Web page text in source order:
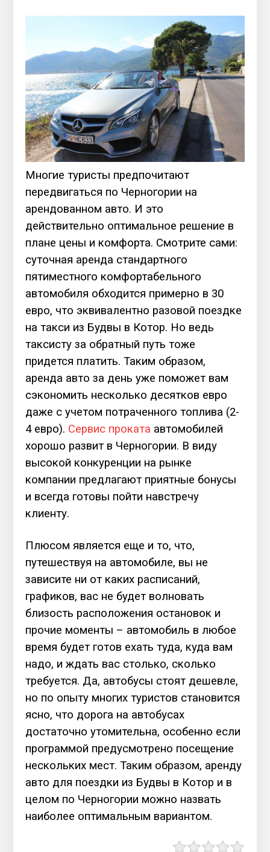
Многие туристы предпочитают
передвигаться по Черногории на
арендованном авто. И это
действительно оптимальное решение в
плане цены и комфорта. Смотрите сами:
суточная аренда стандартного
пятиместного комфортабельного
автомобиля обходится примерно в 30
евро, что эквивалентно разовой поездке
на такси из Будвы в Котор. Но ведь
таксисту за обратный путь тоже
придется платить. Таким образом,
аренда авто за день уже поможет вам
сэкономить несколько десятков евро
даже с учетом потраченного топлива (2-
4 евро). Сервис проката автомобилей
хорошо развит в Черногории. В виду
высокой конкуренции на рынке
компании предлагают приятные бонусы
и всегда готовы пойти навстречу
клиенту.
Плюсом является еще и то, что,
путешествуя на автомобиле, вы не
зависите ни от каких расписаний,
графиков, вас не будет волновать
близость расположения остановок и
прочие моменты – автомобиль в любое
время будет готов ехать туда, куда вам
надо, и ждать вас столько, сколько
требуется. Да, автобусы стоят дешевле,
но по опыту многих туристов становится
ясно, что дорога на автобусах
достаточно утомительна, особенно если
программой предусмотрено посещение
нескольких мест. Таким образом, аренду
авто для поездки из Будвы в Котор и в
целом по Черногории можно назвать
наиболее оптимальным вариантом.